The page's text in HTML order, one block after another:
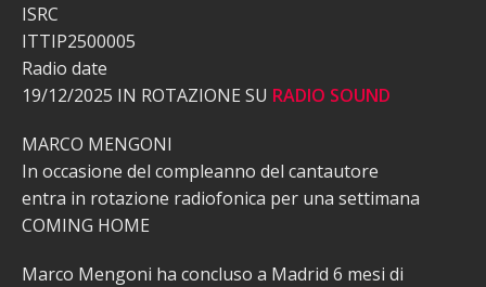
ISRC
ITTIP2500005
Radio date
19/12/2025 IN ROTAZIONE SU RADIO SOUND
MARCO MENGONI
In occasione del compleanno del cantautore
entra in rotazione radiofonica per una settimana
COMING HOME
Marco Mengoni ha concluso a Madrid 6 mesi di